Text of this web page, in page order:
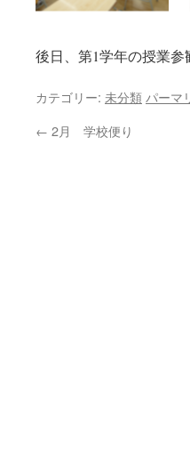
後日、第1学年の授業参
カテゴリー: 未分類 パーマ
← 2月 学校便り